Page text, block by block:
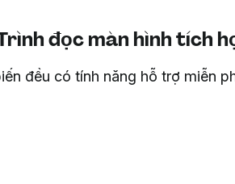
đọc màn hình tích
đều có tính năng hỗ trợ miễn